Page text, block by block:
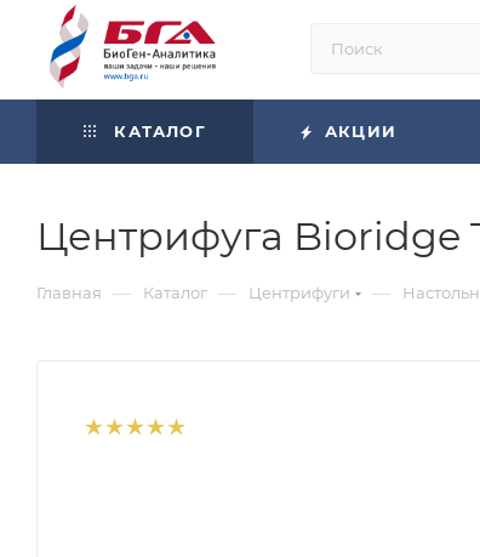
КАТАЛОГ АКЦИИ
Центрифуга Bioridge
Главная — Каталог — Центрифуги —